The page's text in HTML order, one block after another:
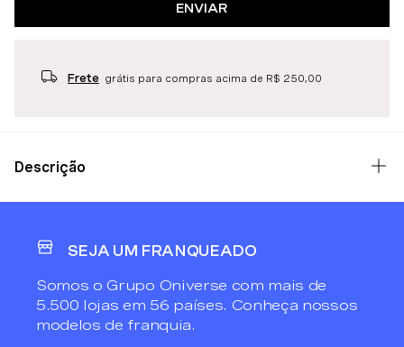
ENVIAR
Frete grátis para compras acima de R$ 250,00
Descrição
SEJA UM FRANQUEADO
Somos o Grupo Oniverse com mais de
5.500 lojas em 56 países. Conheça nossos
modelos de franquia.